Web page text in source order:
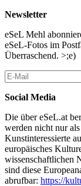
Newsletter
eSeL Mehl
eSeL-Fotos im
Überraschend. >;e)
Social Media
Die über eSeL.at
werden nicht nur
Kunstinteressierte
europäisches
wissenschaftlichen
sind diese
abrufbar: https://